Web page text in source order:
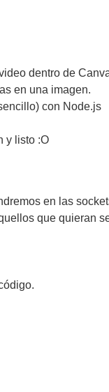
dentro de
en una imagen.
con Node.js
y listo :O
en las
que quieran